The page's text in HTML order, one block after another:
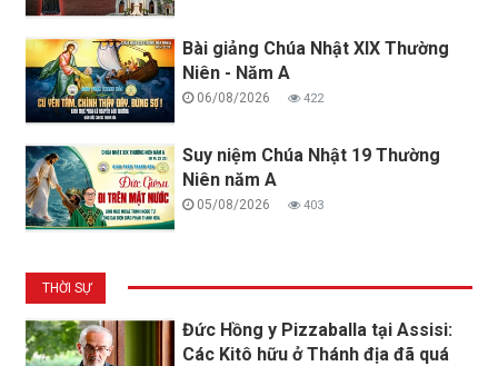
Bài giảng Chúa Nhật XIX Thường
Niên - Năm A
06/08/2026 422
Suy niệm Chúa Nhật 19 Thường
Niên năm A
05/08/2026 403
THỜI SỰ
Đức Hồng y Pizzaballa tại Assisi:
Các Kitô hữu ở Thánh địa đã quá